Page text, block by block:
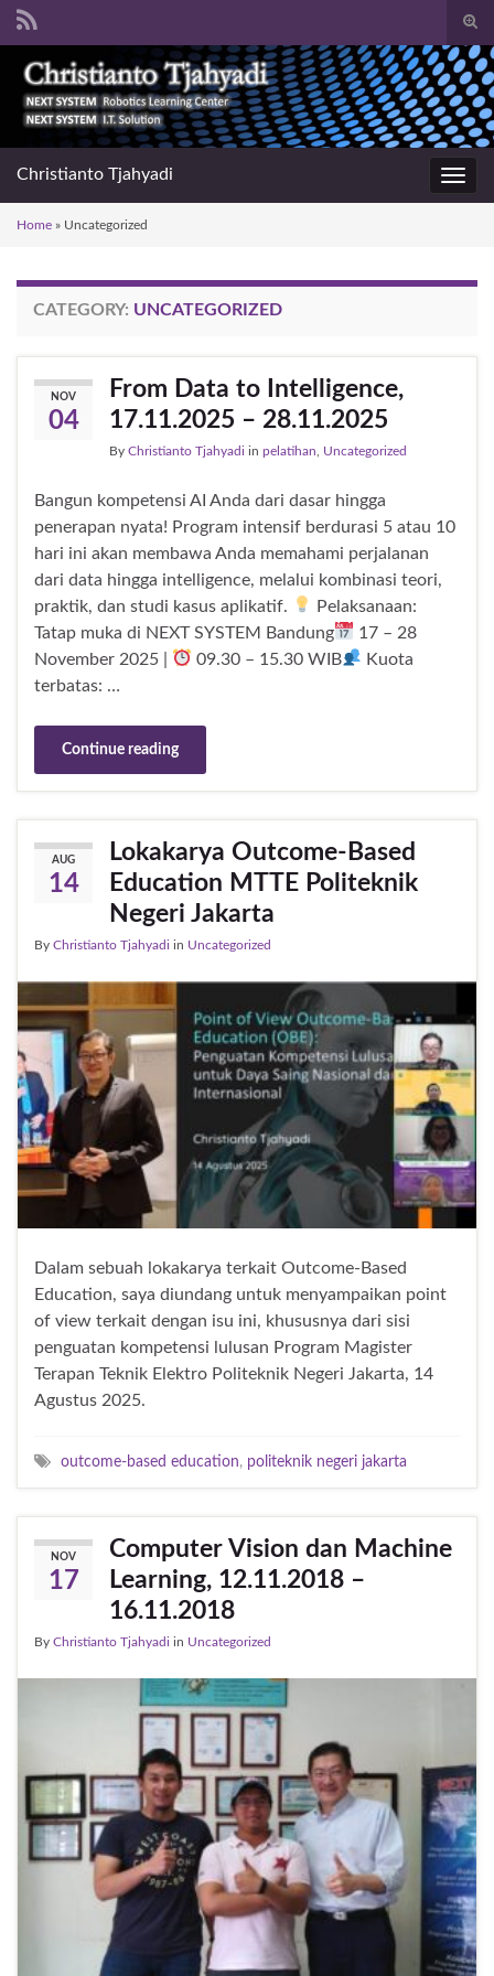
form
Search for:
Christianto Tjahyadi
Home » Uncategorized
CATEGORY: UNCATEGORIZED
NOV
04
From Data to Intelligence,
17.11.2025 – 28.11.2025
By Christianto Tjahyadi in pelatihan Uncategorized
Bangun kompetensi AI Anda dari dasar hingga
penerapan nyata! Program intensif berdurasi 5 atau 10
hari ini akan membawa Anda memahami perjalanan
dari data hingga intelligence, melalui kombinasi teori,
praktik, dan studi kasus aplikatif.
Pelaksanaan:
Tatap muka di NEXT SYSTEM Bandung
17 – 28
November 2025 |
09.30 – 15.30 WIB
Kuota
terbatas: …
Continue reading
AUG
14
Lokakarya Outcome-Based
Education MTTE Politeknik
Negeri Jakarta
By Christianto Tjahyadi in Uncategorized
Dalam sebuah lokakarya terkait Outcome-Based
Education, saya diundang untuk menyampaikan point
of view terkait dengan isu ini, khususnya dari sisi
penguatan kompetensi lulusan Program Magister
Terapan Teknik Elektro Politeknik Negeri Jakarta, 14
Agustus 2025.
outcome-based education, politeknik negeri jakarta
NOV
17
Computer Vision dan Machine
Learning, 12.11.2018 –
16.11.2018
By Christianto Tjahyadi in Uncategorized